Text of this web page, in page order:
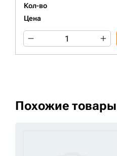
Кол-во
Цена
Похожие товары